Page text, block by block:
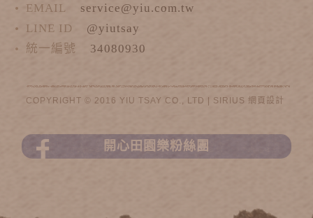
EMAIL
service@yiu.com.tw
LINE ID
@yiutsay
統一編號
34080930
COPYRIGHT © 2016 YIU TSAY CO., LTD | SIRIUS 網頁設計
開心田園樂粉絲團